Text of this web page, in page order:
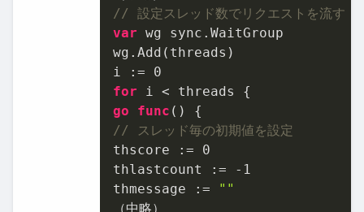
// 設定スレッド数でリクエストを流す
var wg sync.WaitGroup
wg.Add(threads)
i := 0
for
go
func ()
// スレッド毎の初期値を設定
thscore := 0
thlastcount :=
-1
thmessage :=
""